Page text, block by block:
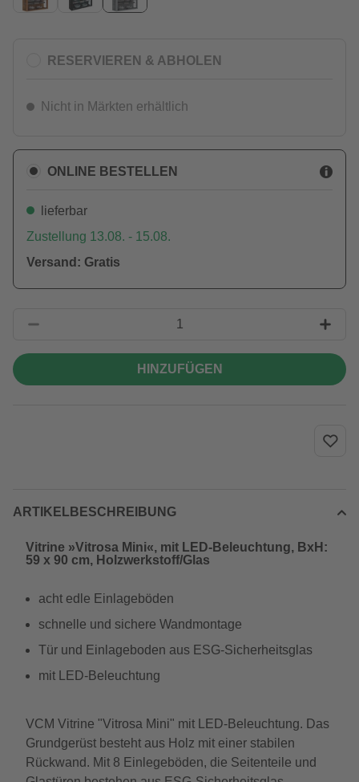
RESERVIEREN & ABHOLEN
Nicht in Märkten erhältlich
ONLINE BESTELLEN
lieferbar
Zustellung 13.08. - 15.08.
Versand: Gratis
HINZUFÜGEN
ARTIKELBESCHREIBUNG
Vitrine »Vitrosa Mini«, mit LED-Beleuchtung, BxH:
59 x 90 cm, Holzwerkstoff/Glas
acht edle Einlageböden
schnelle und sichere Wandmontage
Tür und Einlageboden aus ESG-Sicherheitsglas
mit LED-Beleuchtung
VCM Vitrine "Vitrosa Mini" mit LED-Beleuchtung. Das
Grundgerüst besteht aus Holz mit einer stabilen
Rückwand. Mit 8 Einlegeböden, die Seitenteile und